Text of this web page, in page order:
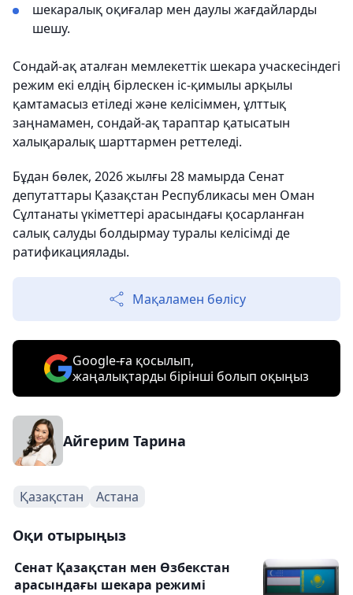
шекаралық оқиғалар мен даулы жағдайларды
шешу.
Сондай-ақ аталған мемлекеттік шекара учаскесіндегі
режим екі елдің бірлескен іс-қимылы арқылы
қамтамасыз етіледі және келісіммен, ұлттық
заңнамамен, сондай-ақ тараптар қатысатын
халықаралық шарттармен реттеледі.
Бұдан бөлек, 2026 жылғы 28 мамырда Сенат
депутаттары Қазақстан Республикасы мен Оман
Сұлтанаты үкіметтері арасындағы қосарланған
салық салуды болдырмау туралы келісімді де
ратификациялады.
Мақаламен бөлісу
Google-ға қосылып,
жаңалықтарды бірінші болып оқыңыз
Айгерим Тарина
Қазақстан Астана
Оқи отырыңыз
Сенат Қазақстан мен Өзбекстан
арасындағы шекара режимі